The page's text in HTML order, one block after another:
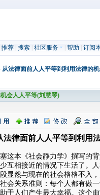
推荐| 搜索| 社区服务 帮助 订阅
从法律面前人人平等到利用法律的
会人人平等(刘慧琴)
法律面前人人平等到利用
这本《社会静力学》撰写的
互相接近的情况下生活了。
显然与现在的社会格格不入
会关系准则：每个人都有做
于人们产生最大幸福。这个